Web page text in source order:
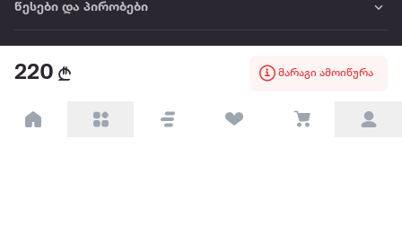
220 მარაგი ამოიწურა
წესები და პირობები